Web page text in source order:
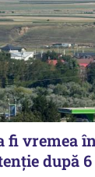
fi vremea
după 6